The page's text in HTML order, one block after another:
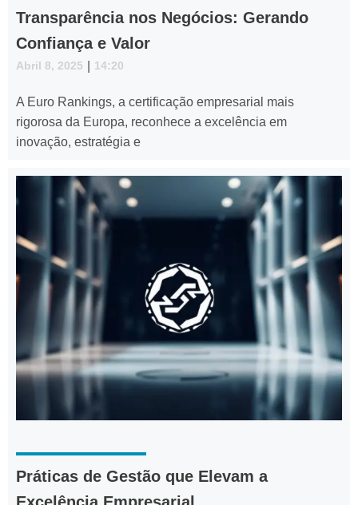
Transparência nos Negócios: Gerando
Confiança e Valor
Abril 8, 2025 14:20
A Euro Rankings, a certificação empresarial mais
rigorosa da Europa, reconhece a excelência em
inovação, estratégia e
Práticas de Gestão que Elevam a